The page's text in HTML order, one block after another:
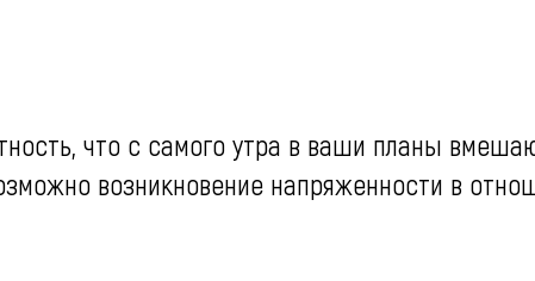
что с самого утра в ваши планы
возникновение напряженности в